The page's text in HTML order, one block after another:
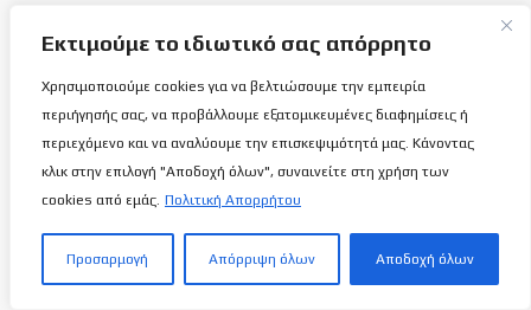
Εκτιμούμε το ιδιωτικό σας απόρρητο
Χρησιμοποιούμε cookies για να βελτιώσουμε την εμπειρία
περιήγησής σας, να προβάλλουμε εξατομικευμένες διαφημίσεις ή
περιεχόμενο και να αναλύουμε την επισκεψιμότητά μας. Κάνοντας
κλικ στην επιλογή "Αποδοχή όλων", συναινείτε στη χρήση των
cookies από εμάς. Πολιτική Απορρήτου
Προσαρμογή Απόρριψη όλων Αποδοχή όλων
Μια νέα ιστοσελίδα εμφανίζεται σήμερα μπροστά στις οθόνες
σας, η basketballstoriescy.com.
Κανένα μα κανένα κείμενο σε αυτήν την ιστοσελίδα, δεν
θα είναιανώνυμο!
καλαθόσφαιρα | ιστορία | πνεύμα | πολιτεία
Τελευταία άρθρα